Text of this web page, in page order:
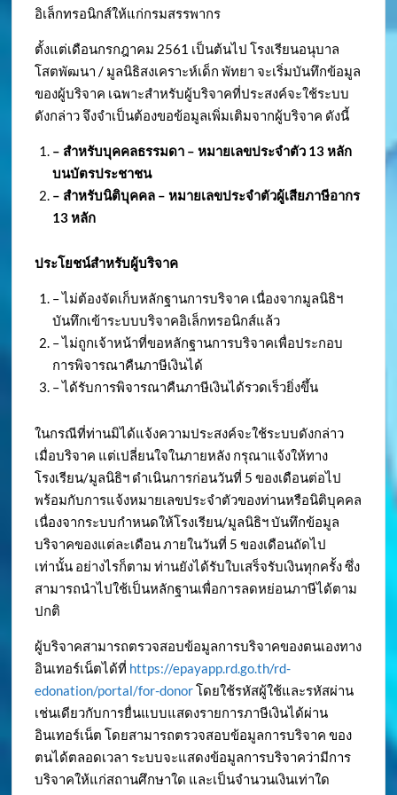
อิเล็กทรอนิกส์ให้แก่กรมสรรพากร
ตั้งแต่เดือนกรกฎาคม 2561 เป็นต้นไป โรงเรียนอนุบาล
โสตพัฒนา / มูลนิธิสงเคราะห์เด็ก พัทยา จะเริ่มบันทึกข้อมูล
ของผู้บริจาค เฉพาะสำหรับผู้บริจาคที่ประสงค์จะใช้ระบบ
ดังกล่าว จึงจำเป็นต้องขอข้อมูลเพิ่มเติมจากผู้บริจาค ดังนี้
– สำหรับบุคคลธรรมดา – หมายเลขประจำตัว 13 หลัก
บนบัตรประชาชน
– สำหรับนิติบุคคล – หมายเลขประจำตัวผู้เสียภาษีอากร
13 หลัก
ประโยชน์สำหรับผู้บริจาค
– ไม่ต้องจัดเก็บหลักฐานการบริจาค เนื่องจากมูลนิธิฯ
บันทึกเข้าระบบบริจาคอิเล็กทรอนิกส์แล้ว
– ไม่ถูกเจ้าหน้าที่ขอหลักฐานการบริจาคเพื่อประกอบ
การพิจารณาคืนภาษีเงินได้
– ได้รับการพิจารณาคืนภาษีเงินได้รวดเร็วยิ่งขึ้น
ในกรณีที่ท่านมิได้แจ้งความประสงค์จะใช้ระบบดังกล่าว
เมื่อบริจาค แต่เปลี่ยนใจในภายหลัง กรุณาแจ้งให้ทาง
โรงเรียน/มูลนิธิฯ ดำเนินการก่อนวันที่ 5 ของเดือนต่อไป
พร้อมกับการแจ้งหมายเลขประจำตัวของท่านหรือนิติบุคคล
เนื่องจากระบบกำหนดให้โรงเรียน/มูลนิธิฯ บันทึกข้อมูล
บริจาคของแต่ละเดือน ภายในวันที่ 5 ของเดือนถัดไป
เท่านั้น อย่างไรก็ตาม ท่านยังได้รับใบเสร็จรับเงินทุกครั้ง ซึ่ง
สามารถนำไปใช้เป็นหลักฐานเพื่อการลดหย่อนภาษีได้ตาม
ปกติ
ผู้บริจาคสามารถตรวจสอบข้อมูลการบริจาคของตนเองทาง
อินเทอร์เน็ตได้ที่ https://epayapp.rd.go.th/rd-
edonation/portal/for-donorโดยใช้รหัสผู้ใช้และรหัสผ่าน
เช่นเดียวกับการยื่นแบบแสดงรายการภาษีเงินได้ผ่าน
อินเทอร์เน็ต โดยสามารถตรวจสอบข้อมูลการบริจาค ของ
ตนได้ตลอดเวลา ระบบจะแสดงข้อมูลการบริจาคว่ามีการ
บริจาคให้แก่สถานศึกษาใด และเป็นจำนวนเงินเท่าใด